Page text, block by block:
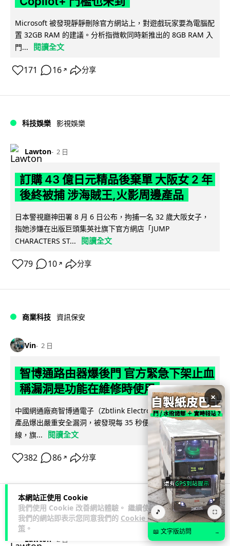
本網站正使用 Cookie
我們使用 Cookie 改善網站體驗。 繼續使用
我們的網站即表示您同意我們的 Cookie 政
策 。
Microsoft 被發現靜靜刪除官方網站上，對遊戲玩家要為電腦配
置 32GB RAM 的建議。分析指微軟同時新推出的 8GB RAM 入
門...
閱讀全文
171 16 ↗ 分享
科技娛樂 影視娛樂
Lawton 2 日
訂購 43 億日元精品後棄單 大阪女 2 年
後終被捕 涉海賊王,火影周邊產品
日本警視廳神田署 8 月 6 日公布，拘捕一名 32 歲大阪女子，
指她涉嫌在出版巨頭集英社旗下官方網店「JUMP
CHARACTERS ST...
閱讀全文
79 10 ↗ 分享
商業科技 資訊保安
Vin 2 日
智博通路由器爆後門 官方緊急下架止血
稱漏洞是功能在維修時使用
中國網通廠商智博通電子（Zbtlink Electronics）旗下的路由器
產品爆出嚴重安全漏洞，被發現每 35 秒便會與中國伺服器連
線，旗...
閱讀全文
382 86 ↗ 分享
科技娛樂 生活娛樂 城中熱話
Lawton 2 日
×
🎵 ⛶
📖 文字版訪問 →